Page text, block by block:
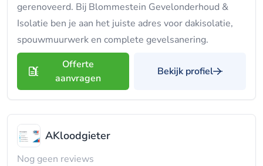
gerenoveerd. Bij Blommestein Gevelonderhoud &
Isolatie ben je aan het juiste adres voor dakisolatie,
spouwmuurwerk en complete gevelsanering.
Offerte
aanvragen
Bekijk profiel
AKloodgieter
Nog geen reviews